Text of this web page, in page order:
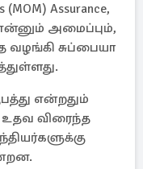
Assurance,
என்னும் அமைப்பும்,
வழங்கி சுப்பையா
என்றதும்
உதவ விரைந்த